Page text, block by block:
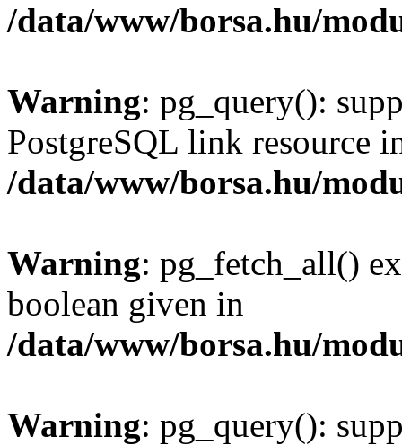
/data/www/borsa.hu/
Warning: pg_query():
PostgreSQL link resource
/data/www/borsa.hu/
Warning: pg_fetch_all()
boolean given in
/data/www/borsa.hu/
Warning: pg_query():